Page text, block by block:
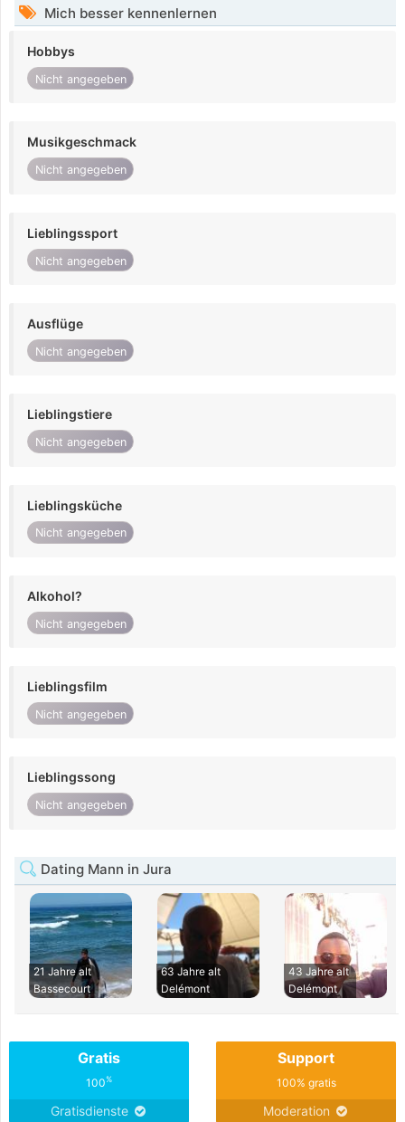
Mich besser kennenlernen
Hobbys
Nicht angegeben
Musikgeschmack
Nicht angegeben
Lieblingssport
Nicht angegeben
Ausflüge
Nicht angegeben
Lieblingstiere
Nicht angegeben
Lieblingsküche
Nicht angegeben
Alkohol?
Nicht angegeben
Lieblingsfilm
Nicht angegeben
Lieblingssong
Nicht angegeben
Dating Mann in Jura
21 Jahre alt
Bassecourt
63 Jahre alt
Delémont
43 Jahre alt
Delémont
Gratis
100%
Gratisdienste
Support
100% gratis
Moderation